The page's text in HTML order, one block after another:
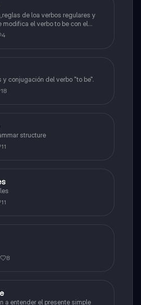
de loa verbos regulares y
modifica el verbo to be con el
4
conjugación del verbo "to be".
18
structure
11
11
8
a entender el presente simple